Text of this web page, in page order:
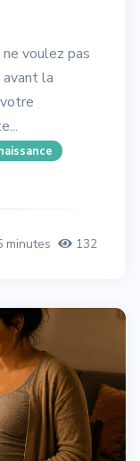
voulez pas
la
minutes 132